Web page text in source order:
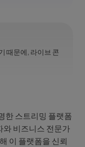
때문에, 라이브 콘
한 스트리밍 플랫폼
와 비즈니스 전문가
이 플랫폼을 신뢰